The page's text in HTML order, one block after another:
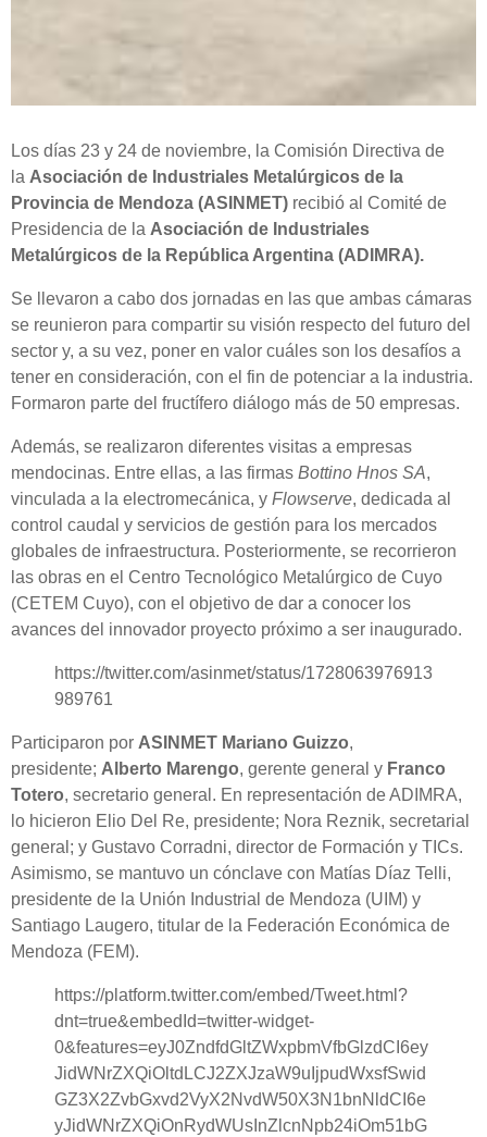
Los días 23 y 24 de noviembre, la Comisión Directiva de
la Asociación de Industriales Metalúrgicos de la
Provincia de Mendoza (ASINMET) recibió al Comité de
Presidencia de la Asociación de Industriales
Metalúrgicos de la República Argentina (ADIMRA).
Se llevaron a cabo dos jornadas en las que ambas cámaras
se reunieron para compartir su visión respecto del futuro del
sector y, a su vez, poner en valor cuáles son los desafíos a
tener en consideración, con el fin de potenciar a la industria.
Formaron parte del fructífero diálogo más de 50 empresas.
Además, se realizaron diferentes visitas a empresas
mendocinas. Entre ellas, a las firmas Bottino Hnos SA,
vinculada a la electromecánica, y Flowserve, dedicada al
control caudal y servicios de gestión para los mercados
globales de infraestructura. Posteriormente, se recorrieron
las obras en el Centro Tecnológico Metalúrgico de Cuyo
(CETEM Cuyo), con el objetivo de dar a conocer los
avances del innovador proyecto próximo a ser inaugurado.
https://twitter.com/asinmet/status/1728063976913
989761
Participaron por ASINMET Mariano Guizzo,
presidente; Alberto Marengo, gerente general y Franco
Totero, secretario general. En representación de ADIMRA,
lo hicieron Elio Del Re, presidente; Nora Reznik, secretarial
general; y Gustavo Corradni, director de Formación y TICs.
Asimismo, se mantuvo un cónclave con Matías Díaz Telli,
presidente de la Unión Industrial de Mendoza (UIM) y
Santiago Laugero, titular de la Federación Económica de
Mendoza (FEM).
https://platform.twitter.com/embed/Tweet.html?
dnt=true&embedId=twitter-widget-
0&features=eyJ0ZndfdGltZWxpbmVfbGlzdCI6ey
JidWNrZXQiOltdLCJ2ZXJzaW9uIjpudWxsfSwid
GZ3X2ZvbGxvd2VyX2NvdW50X3N1bnNldCI6e
yJidWNrZXQiOnRydWUsInZlcnNpb24iOm51bG